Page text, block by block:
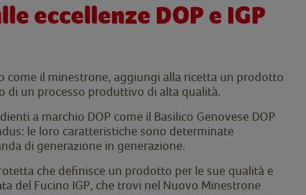
eccellenze DOP e IGP
come il minestrone, aggiungi alla ricetta un prodotto
di un processo produttivo di alta qualità.
a marchio DOP come il Basilico Genovese DOP
le loro caratteristiche sono determinate
di generazione in generazione.
che definisce un prodotto per le sue qualità e
del Fucino IGP, che trovi nel Nuovo Minestrone